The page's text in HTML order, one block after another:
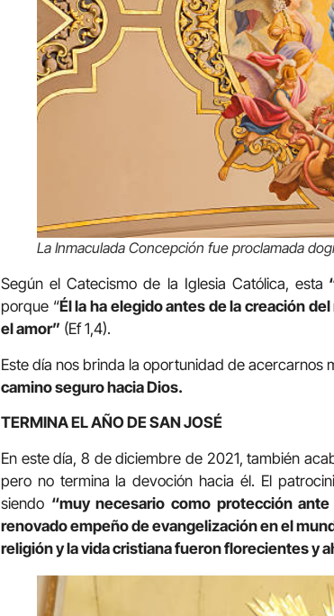
La Inmaculada Concepción fue proclamada
Según el Catecismo de la Iglesia Católica, esta
porque “Él la ha elegido antes de la creación
el amor” (Ef 1,4).
Este día nos brinda la oportunidad de acercarnos
camino seguro hacia Dios.
TERMINA EL AÑO DE SAN JOSÉ
En este día, 8 de diciembre de 2021, también
pero no termina la devoción hacia él. El
siendo “muy necesario como protección
renovado empeño de evangelización en el
religión y la vida cristiana fueron florecientes y